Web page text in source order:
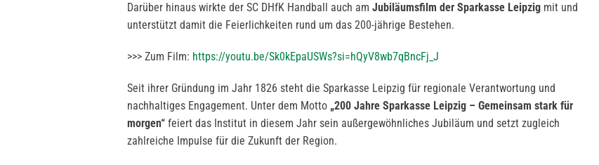
Darüber hinaus wirkte der SC DHfK Handball auch am Jubiläumsfilm der Sparkasse Leipzig mit und
unterstützt damit die Feierlichkeiten rund um das 200-jährige Bestehen.
>>> Zum Film: https://youtu.be/Sk0kEpaUSWs?si=hQyV8wb7qBncFj_J
Seit ihrer Gründung im Jahr 1826 steht die Sparkasse Leipzig für regionale Verantwortung und
nachhaltiges Engagement. Unter dem Motto „200 Jahre Sparkasse Leipzig – Gemeinsam stark für
morgen“ feiert das Institut in diesem Jahr sein außergewöhnliches Jubiläum und setzt zugleich
zahlreiche Impulse für die Zukunft der Region.